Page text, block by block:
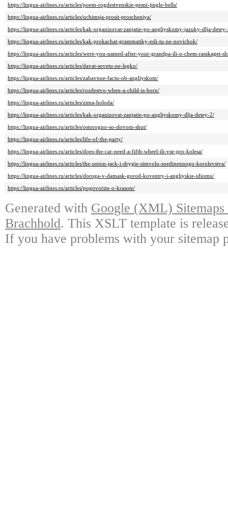
https://lingua-airlines.ru/articles/poem-rogdestvenskie-pesni-jingle-bells/
https://lingua-airlines.ru/articles/uchimsja-prosit-proscheniya/
https://lingua-airlines.ru/articles/kak-organizovat-zanjatie-po-angliyskomy-jazuky-dlja-
https://lingua-airlines.ru/articles/kak-prokachat-grammatiky-esli-tu-ne-novichok/
https://lingua-airlines.ru/articles/were-you-named-after-your-grandpa-ili-o-chem-rasskaget-
https://lingua-airlines.ru/articles/davat-sovetu-ne-legko/
https://lingua-airlines.ru/articles/zabavnue-factu-ob-angliyskom/
https://lingua-airlines.ru/articles/rozdestvo-when-a-child-is-born/
https://lingua-airlines.ru/articles/zima-holoda/
https://lingua-airlines.ru/articles/kak-organizovat-zanjatie-po-angliyskomy-dlja-detey-2/
https://lingua-airlines.ru/articles/ostorogno-so-slovom-shut/
https://lingua-airlines.ru/articles/life-of-the-party/
https://lingua-airlines.ru/articles/does-the-car-need-a-fifth-wheel-ili-vse-pro-kolesa/
https://lingua-airlines.ru/articles/the-union-jack-i-drygie-simvolu-soedinennogo-korolevstva/
https://lingua-airlines.ru/articles/doroga-v-damask-gorod-koventry-i-angliyskie-idiomu/
https://lingua-airlines.ru/articles/pogovorim-o-krasote/
Generated with Google (XML)
Brachhold. This XSLT template is
If you have problems with your sitemap